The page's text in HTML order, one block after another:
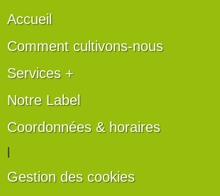
Accueil
Comment cultivons-nous
Services +
Notre Label
Coordonnées & horaires
Gestion des cookies